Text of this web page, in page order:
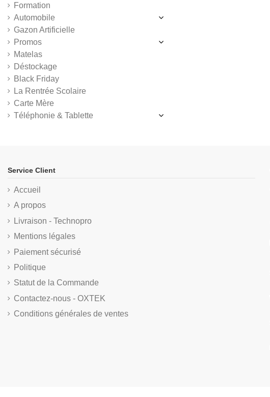
Formation
Automobile
Gazon Artificielle
Promos
Matelas
Déstockage
Black Friday
La Rentrée Scolaire
Carte Mère
Téléphonie & Tablette
Service Client
Accueil
A propos
Livraison - Technopro
Mentions légales
Paiement sécurisé
Politique
Statut de la Commande
Contactez-nous - OXTEK
Conditions générales de ventes